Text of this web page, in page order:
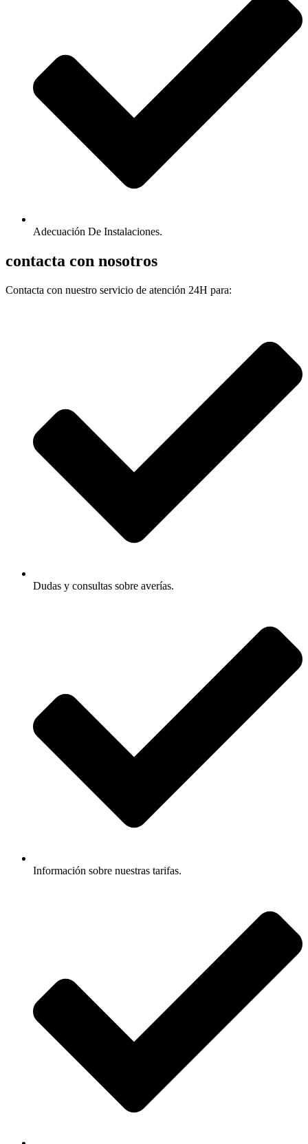
Adecuación De Instalaciones.
contacta con nosotros
Contacta con nuestro servicio de atención 24H para:
Dudas y consultas sobre averías.
Información sobre nuestras tarifas.